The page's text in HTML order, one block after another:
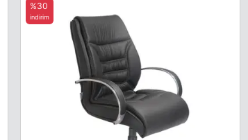
%30
indirim